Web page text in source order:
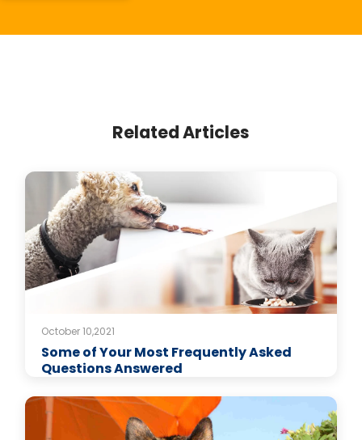
Related Articles
October 10,2021
Some of Your Most Frequently Asked
Questions Answered